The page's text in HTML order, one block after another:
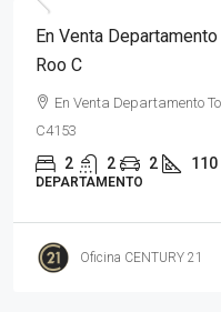
En Venta
Roo C
En Venta Departamento
C4153
2 2 2 110
DEPARTAMENTO
Oficina CENTURY 21